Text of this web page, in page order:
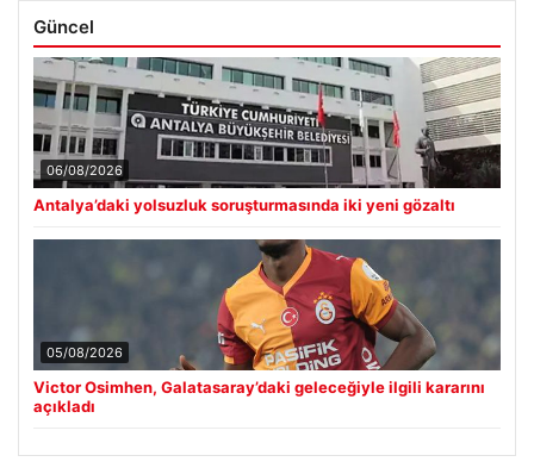
Güncel
06/08/2026
Antalya’daki yolsuzluk soruşturmasında iki yeni gözaltı
05/08/2026
Victor Osimhen, Galatasaray’daki geleceğiyle ilgili kararını
açıkladı